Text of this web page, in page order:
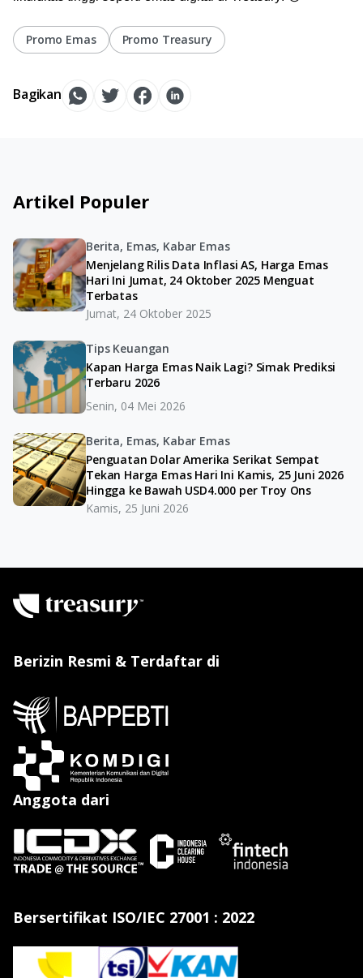
Promo Emas Promo Treasury
Bagikan
Artikel Populer
Berita, Emas, Kabar Emas
Menjelang Rilis Data Inflasi AS, Harga Emas
Hari Ini Jumat, 24 Oktober 2025 Menguat
Terbatas
Jumat, 24 Oktober 2025
Tips Keuangan
Kapan Harga Emas Naik Lagi? Simak Prediksi
Terbaru 2026
Senin, 04 Mei 2026
Berita, Emas, Kabar Emas
Penguatan Dolar Amerika Serikat Sempat
Tekan Harga Emas Hari Ini Kamis, 25 Juni 2026
Hingga ke Bawah USD4.000 per Troy Ons
Kamis, 25 Juni 2026
Berizin Resmi & Terdaftar di
Anggota dari
Bersertifikat ISO/IEC 27001 : 2022